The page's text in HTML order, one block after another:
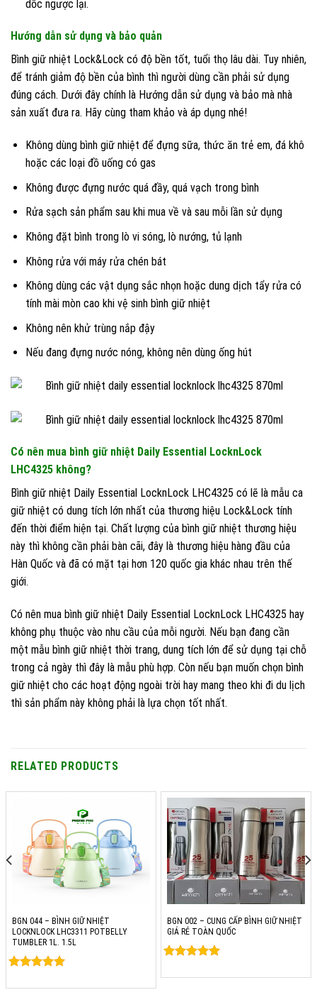
dốc ngược lại.
Hướng dẫn sử dụng và bảo quản
Bình giữ nhiệt Lock&Lock có độ bền tốt, tuổi thọ lâu dài. Tuy nhiên,
để tránh giảm độ bền của bình thì người dùng cần phải sử dụng
đúng cách. Dưới đây chính là Hướng dẫn sử dụng và bảo mà nhà
sản xuất đưa ra. Hãy cùng tham khảo và áp dụng nhé!
Không dùng bình giữ nhiệt để đựng sữa, thức ăn trẻ em, đá khô
hoặc các loại đồ uống có gas
Không được đựng nước quá đầy, quá vạch trong bình
Rửa sạch sản phẩm sau khi mua về và sau mỗi lần sử dụng
Không đặt bình trong lò vi sóng, lò nướng, tủ lạnh
Không rửa với máy rửa chén bát
Không dùng các vật dụng sắc nhọn hoặc dung dịch tẩy rửa có
tính mài mòn cao khi vệ sinh bình giữ nhiệt
Không nên khử trùng nắp đậy
Nếu đang đựng nước nóng, không nên dùng ống hút
Có nên mua bình giữ nhiệt Daily Essential LocknLock
LHC4325 không?
Bình giữ nhiệt Daily Essential LocknLock LHC4325 có lẽ là mẫu ca
giữ nhiệt có dung tích lớn nhất của thương hiệu Lock&Lock tính
đến thời điểm hiện tại. Chất lượng của bình giữ nhiệt thương hiệu
này thì không cần phải bàn cãi, đây là thương hiệu hàng đầu của
Hàn Quốc và đã có mặt tại hơn 120 quốc gia khác nhau trên thế
giới.
Có nên mua bình giữ nhiệt Daily Essential LocknLock LHC4325 hay
không phụ thuộc vào nhu cầu của mỗi người. Nếu bạn đang cần
một mẫu bình giữ nhiệt thời trang, dung tích lớn để sử dụng tại chỗ
trong cả ngày thì đây là mẫu phù hợp. Còn nếu bạn muốn chọn bình
giữ nhiệt cho các hoạt động ngoài trời hay mang theo khi đi du lịch
thì sản phẩm này không phải là lựa chọn tốt nhất.
RELATED PRODUCTS
BGN 044 – BÌNH GIỮ NHIỆT
LOCKNLOCK LHC3311 POTBELLY
TUMBLER 1L. 1.5L
out of 5
BGN 002 – CUNG CẤP BÌNH GIỮ NHIỆT
GIÁ RẺ TOÀN QUỐC
out of 5